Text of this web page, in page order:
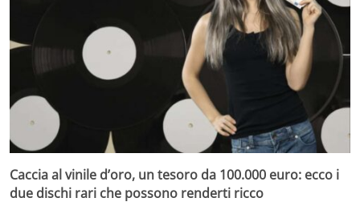
Caccia al vinile d’oro, un tesoro da 100.000 euro: ecco i
due dischi rari che possono renderti ricco